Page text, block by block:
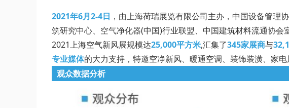
2021年6月2-4日 ，由上海荷瑞展览有限公司主办，中国设备管
筑研究中心、空气净化器(中国)行业联盟、中国建筑材料流通协会
2021上海空气新风展规模达25,000平方米,汇集了345家展商与
专业媒体的大力支持，特邀空净新风、暖通空调、装饰装潢、家
观众数据分析